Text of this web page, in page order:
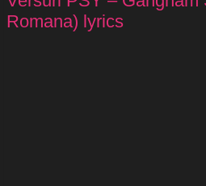
Romana) lyrics